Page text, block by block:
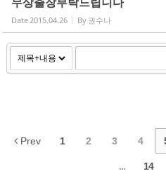
Date 2015.04.26 By 권수나
Prev 1 2 3 4
... 14